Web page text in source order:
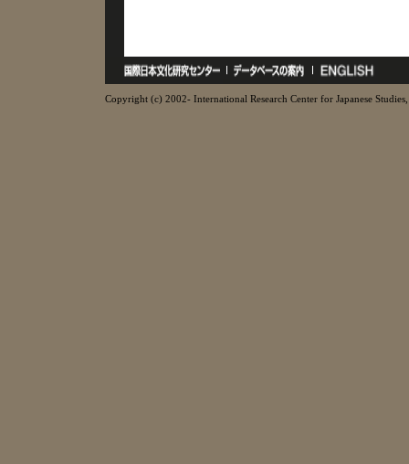
Copyright (c) 2002- International Research Center for Japanese